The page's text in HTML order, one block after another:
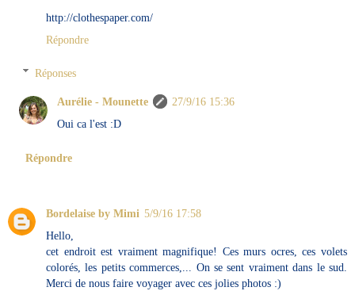
http://clothespaper.com/
Répondre
Réponses
Aurélie - Mounette
27/9/16 15:36
Oui ca l'est :D
Répondre
Bordelaise by Mimi 5/9/16 17:58
Hello,
cet endroit est vraiment magnifique! Ces murs ocres, ces volets
colorés, les petits commerces,... On se sent vraiment dans le sud.
Merci de nous faire voyager avec ces jolies photos :)